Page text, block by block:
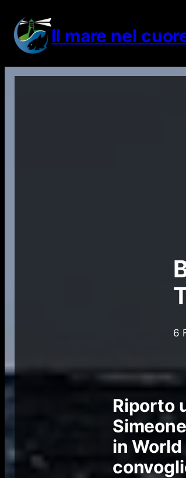
contenuto Il mare nel
6
Riporto
Simeone
in World